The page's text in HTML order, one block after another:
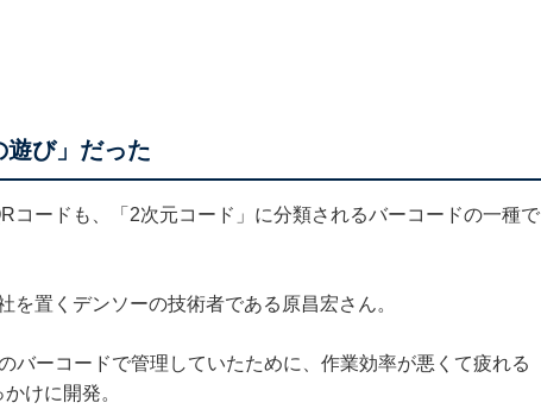
び」だった
コードも、「2次元コード」に分類されるバーコードの一種で
置くデンソーの技術者である原昌宏さん。
バーコードで管理していたために、作業効率が悪くて疲れる
けに開発。